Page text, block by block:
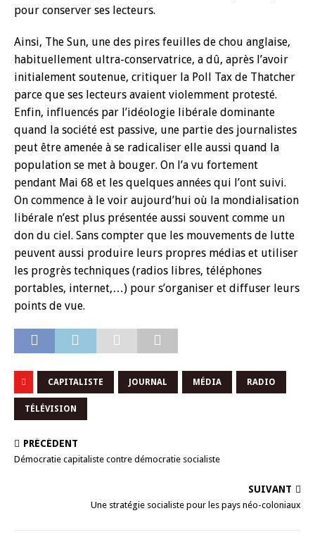
pour conserver ses lecteurs.
Ainsi, The Sun, une des pires feuilles de chou anglaise,
habituellement ultra-conservatrice, a dû, après l’avoir
initialement soutenue, critiquer la Poll Tax de Thatcher
parce que ses lecteurs avaient violemment protesté.
Enfin, influencés par l’idéologie libérale dominante
quand la société est passive, une partie des journalistes
peut être amenée à se radicaliser elle aussi quand la
population se met à bouger. On l’a vu fortement
pendant Mai 68 et les quelques années qui l’ont suivi.
On commence à le voir aujourd’hui où la mondialisation
libérale n’est plus présentée aussi souvent comme un
don du ciel. Sans compter que les mouvements de lutte
peuvent aussi produire leurs propres médias et utiliser
les progrès techniques (radios libres, téléphones
portables, internet,…) pour s’organiser et diffuser leurs
points de vue.
CAPITALISTE JOURNAL MÉDIA RADIO
TÉLÉVISION
PRÉCÉDENT
Démocratie capitaliste contre démocratie socialiste
SUIVANT
Une stratégie socialiste pour les pays néo-coloniaux